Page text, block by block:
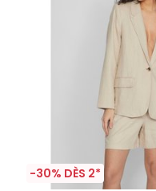
-30% DÈS 2*